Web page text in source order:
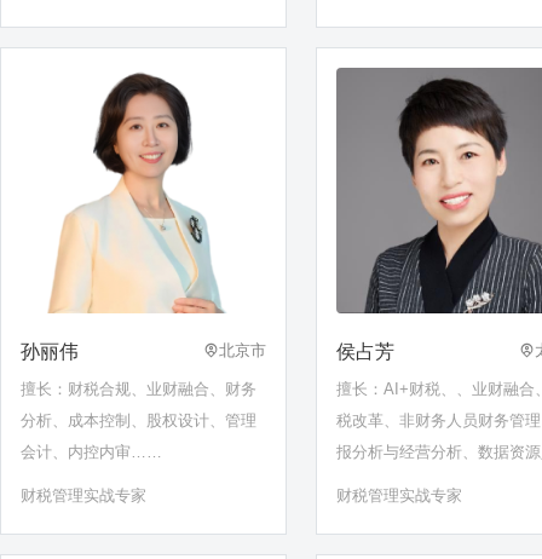
孙丽伟 北京市
擅长：财税合规、业财融合、财务
分析、成本控制、股权设计、管理
会计、内控内审……
财税管理实战专家
侯占芳
擅长：AI+财税、、业财融合
税改革、非财务人员财务管
报分析与经营分析、数据资
表、财税风险识别与防范、
财税管理实战专家